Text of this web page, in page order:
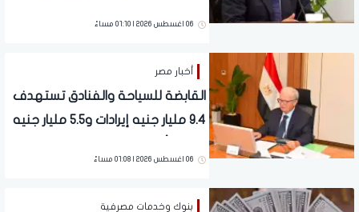
06 اغسطس 2026 | 01:10 مساءً
أخبار مصر
القابضة للسياحة والفنادق تستهدف
9.4 مليار جنيه إيرادات و5.5 مليار جنيه
06 اغسطس 2026 | 01:08 مساءً
بنوك وخدمات مصرفية